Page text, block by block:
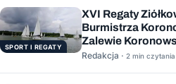
SPORT I REGATY
XVI Regaty
Burmistrza
Zalewie
Redakcja · 2 min czytania